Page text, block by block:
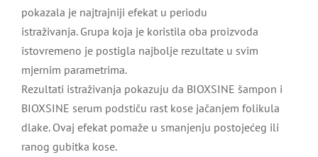
pokazala je najtrajniji efekat u periodu
istraživanja. Grupa koja je koristila oba proizvoda
istovremeno je postigla najbolje rezultate u svim
mjernim parametrima.
Rezultati istraživanja pokazuju da BIOXSINE šampon i
BIOXSINE serum podstiču rast kose jačanjem folikula
dlake. Ovaj efekat pomaže u smanjenju postojećeg ili
ranog gubitka kose.